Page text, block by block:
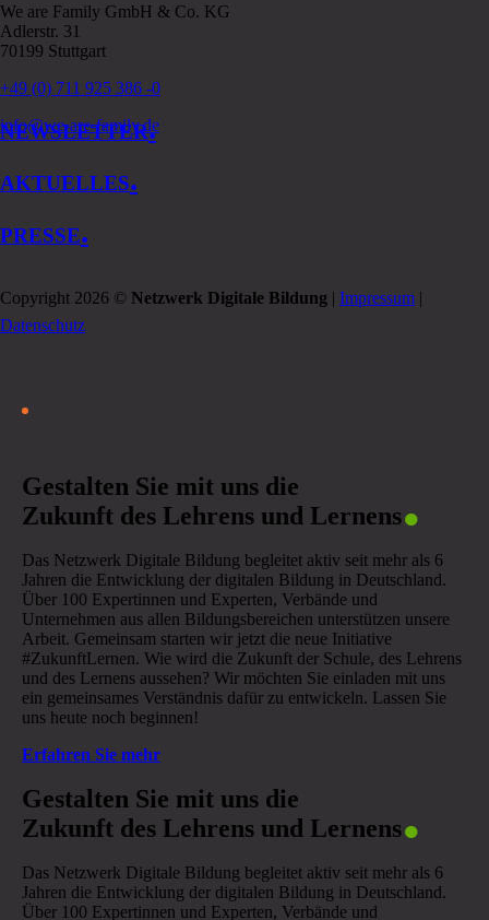
We are Family GmbH & Co. KG
Adlerstr. 31
70199 Stuttgart
+49 (0) 711 925 386 -0
info@we-are-family.de
NEWSLETTER.
AKTUELLES.
PRESSE.
Copyright 2026 © Netzwerk Digitale Bildung | Impressum |
Datenschutz
Gestalten Sie mit uns die
Zukunft des Lehrens und Lernens.
Das Netzwerk Digitale Bildung begleitet aktiv seit mehr als 6
Jahren die Entwicklung der digitalen Bildung in Deutschland.
Über 100 Expertinnen und Experten, Verbände und
Unternehmen aus allen Bildungsbereichen unterstützen unsere
Arbeit. Gemeinsam starten wir jetzt die neue Initiative
#ZukunftLernen. Wie wird die Zukunft der Schule, des Lehrens
und des Lernens aussehen? Wir möchten Sie einladen mit uns
ein gemeinsames Verständnis dafür zu entwickeln. Lassen Sie
uns heute noch beginnen!
Erfahren Sie mehr
Gestalten Sie mit uns die
Zukunft des Lehrens und Lernens.
Das Netzwerk Digitale Bildung begleitet aktiv seit mehr als 6
Jahren die Entwicklung der digitalen Bildung in Deutschland.
Über 100 Expertinnen und Experten, Verbände und